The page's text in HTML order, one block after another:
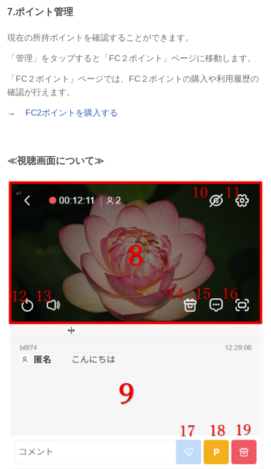
7.ポイント管理
現在の所持ポイントを確認することができます。
「管理」をタップすると「FC２ポイント」ページに移動します。
「FC２ポイント」ページでは、FC２ポイントの購入や利用履歴の
確認が行えます。
→ FC2ポイントを購入する
≪視聴画面について≫